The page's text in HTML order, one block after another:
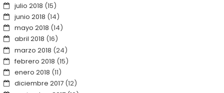
julio 2018 (15)
junio 2018 (14)
mayo 2018 (14)
abril 2018 (16)
marzo 2018 (24)
febrero 2018 (15)
enero 2018 (11)
diciembre 2017(12)